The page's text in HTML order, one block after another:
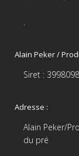
Alain Peker /
Siret :
Adresse :
Alain Peker/
du pré